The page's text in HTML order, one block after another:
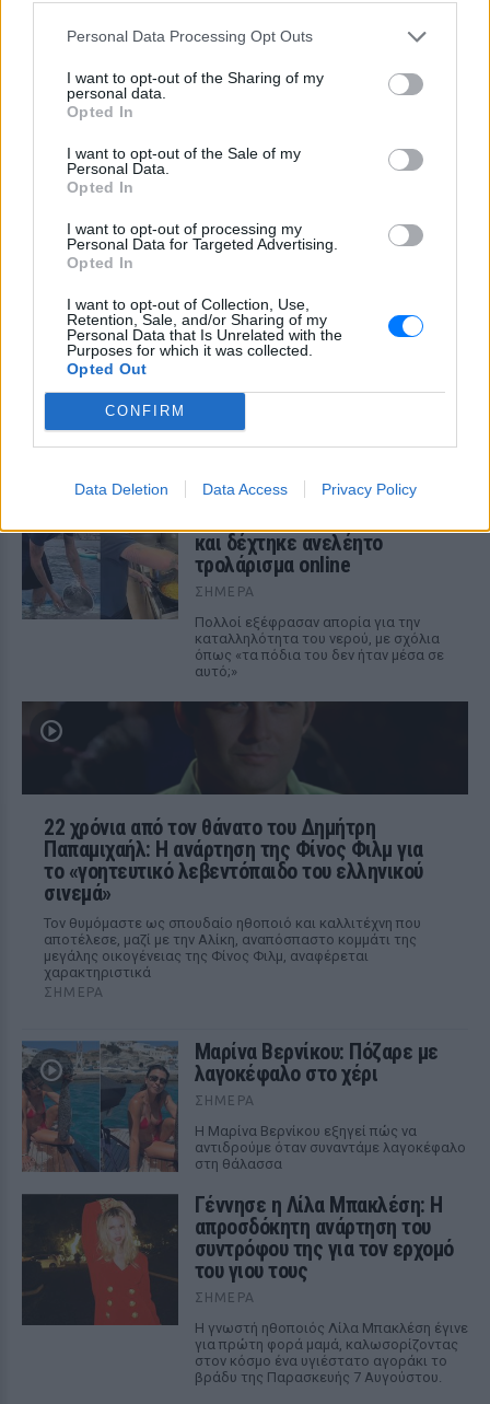
Personal Data Processing Opt Outs
I want to opt-out of the Sharing of my
personal data.
Opted In
I want to opt-out of the Sale of my
Personal Data.
Opted In
I want to opt-out of processing my
Personal Data for Targeted Advertising.
Opted In
I want to opt-out of Collection, Use,
Retention, Sale, and/or Sharing of my
Personal Data that Is Unrelated with the
Purposes for which it was collected.
Opted Out
CONFIRM
Data Deletion Data Access Privacy Policy
ΣΤΗΝ ΙΔΙΑ ΚΑΤΗΓΟΡΙΑ
H Ιωάννα Σιαμπάνη ανέβασε
και οι μέρες χωρίς πρόγραμμα
και ο Τζίμης Σταθοκωστόπουλος
απέκτησαν πρόσφατα το δεύτερο παιδί
Στέφανος Τσιτσιπάς: Αγκαλιά
με τη σύντροφό του στην
Ελβετία και κοινή βραδινή
ΣΉΜΕΡΑ
Ο Έλληνας τενίστας βρίσκεται σε σχέση
Ο Μπρούκλιν Μπέκαμ έβρασε
και δέχτηκε ανελέητο
τρολάρισμα online
ΣΉΜΕΡΑ
Πολλοί εξέφρασαν απορία για την
καταλληλότητα του νερού, με σχόλια
όπως «τα πόδια του δεν ήταν μέσα σε
αυτό;»
22 χρόνια από τον θάνατο του Δημήτρη
Παπαμιχαήλ: Η ανάρτηση της Φίνος Φιλμ για
το «γοητευτικό λεβεντόπαιδο του ελληνικού
σινεμά»
Τον θυμόμαστε ως σπουδαίο ηθοποιό και καλλιτέχνη που
αποτέλεσε, μαζί με την Αλίκη, αναπόσπαστο κομμάτι της
μεγάλης οικογένειας της Φίνος Φιλμ, αναφέρεται
χαρακτηριστικά
ΣΉΜΕΡΑ
Μαρίνα Βερνίκου: Πόζαρε με
λαγοκέφαλο στο χέρι
ΣΉΜΕΡΑ
Η Μαρίνα Βερνίκου εξηγεί πώς να
αντιδρούμε όταν συναντάμε λαγοκέφαλο
στη θάλασσα
Γέννησε η Λίλα Μπακλέση: Η
απροσδόκητη ανάρτηση του
συντρόφου της για τον ερχομό
του γιου τους
ΣΉΜΕΡΑ
Η γνωστή ηθοποιός Λίλα Μπακλέση έγινε
για πρώτη φορά μαμά, καλωσορίζοντας
στον κόσμο ένα υγιέστατο αγοράκι το
βράδυ της Παρασκευής 7 Αυγούστου.